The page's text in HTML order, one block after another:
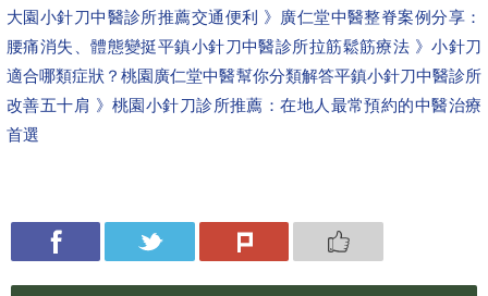
大園小針刀中醫診所推薦交通便利 》廣仁堂中醫整脊案例分享：
腰痛消失、體態變挺平鎮小針刀中醫診所拉筋鬆筋療法 》小針刀
適合哪類症狀？桃園廣仁堂中醫幫你分類解答平鎮小針刀中醫診所
改善五十肩 》桃園小針刀診所推薦：在地人最常預約的中醫治療
首選